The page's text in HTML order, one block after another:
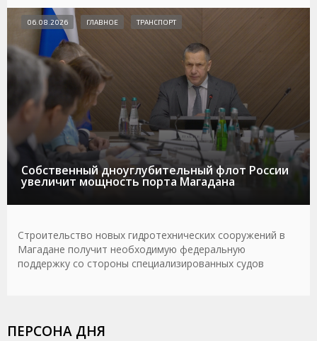
Собственный дноуглубительный флот России
увеличит мощность порта Магадана
06.08.2026 ГЛАВНОЕ ТРАНСПОРТ
Строительство новых гидротехнических сооружений в
Магадане получит необходимую федеральную
поддержку со стороны специализированных судов
ПЕРСОНА ДНЯ